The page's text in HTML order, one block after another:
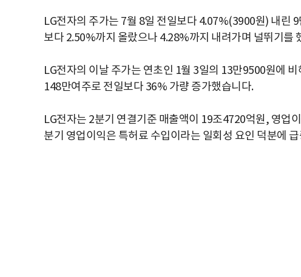
LG전자의 주가는 7월 8일 전일보다 4.07%(3900원) 내린
보다 2.50%까지 올랐으나 4.28%까지 내려가며 널뛰기를
LG전자의 이날 주가는 연초인 1월 3일의 13만9500원에
148만여주로 전일보다 36% 가량 증가했습니다.
LG전자는 2분기 연결기준 매출액이 19조4720억원, 영업
분기 영업이익은 특허료 수입이라는 일회성 요인 덕분에